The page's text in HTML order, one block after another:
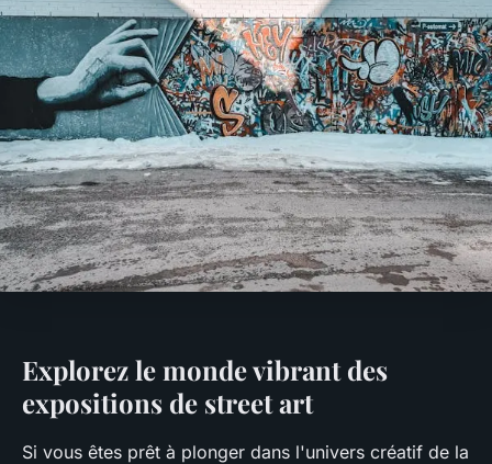
Explorez le monde vibrant des
expositions de street art
Si vous êtes prêt à plonger dans l'univers créatif de la